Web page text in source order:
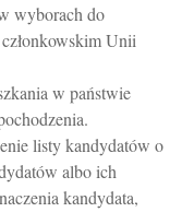
wyborach do
Unii
w państwie
listy kandydatów o
albo ich
kandydata,